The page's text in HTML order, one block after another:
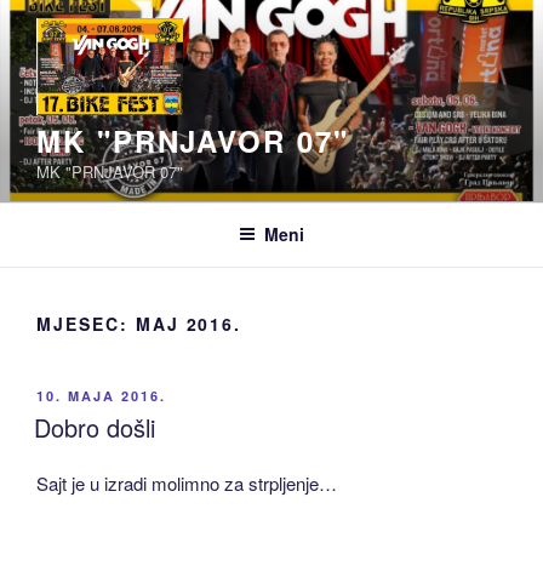
Idi
na
sadržaj
MK "PRNJAVOR 07"
MK "PRNJAVOR 07"
Meni
MJESEC: MAJ 2016.
OBJAVLJENO
10. MAJA 2016.
Dobro došli
Sajt je u izradi molimno za strpljenje…